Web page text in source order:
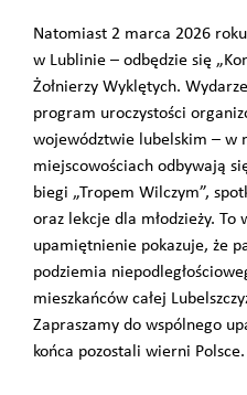
Natomiast 2 marca 2026
w Lublinie – odbędzie się
Żołnierzy Wyklętych.
program uroczystości
województwie lubelskim – w
miejscowościach odbywają
biegi „Tropem Wilczym”,
oraz lekcje dla młodzieży. To
upamiętnienie pokazuje, że
podziemia
mieszkańców całej
Zapraszamy do wspólnego
końca pozostali wierni Polsce.